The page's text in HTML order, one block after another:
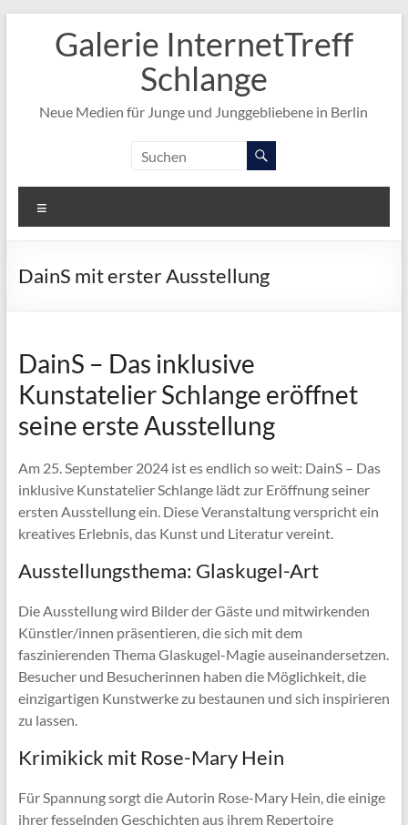
springenGalerie InternetTreff
Schlange
Neue Medien für Junge und Junggebliebene in Berlin
DainS mit erster Ausstellung
DainS – Das inklusive
Kunstatelier Schlange eröffnet
seine erste Ausstellung
Am 25. September 2024 ist es endlich so weit: DainS – Das
inklusive Kunstatelier Schlange lädt zur Eröffnung seiner
ersten Ausstellung ein. Diese Veranstaltung verspricht ein
kreatives Erlebnis, das Kunst und Literatur vereint.
Ausstellungsthema: Glaskugel-Art
Die Ausstellung wird Bilder der Gäste und mitwirkenden
Künstler/innen präsentieren, die sich mit dem
faszinierenden Thema Glaskugel-Magie auseinandersetzen.
Besucher und Besucherinnen haben die Möglichkeit, die
einzigartigen Kunstwerke zu bestaunen und sich inspirieren
zu lassen.
Krimikick mit Rose-Mary Hein
Für Spannung sorgt die Autorin Rose-Mary Hein, die einige
ihrer fesselnden Geschichten aus ihrem Repertoire